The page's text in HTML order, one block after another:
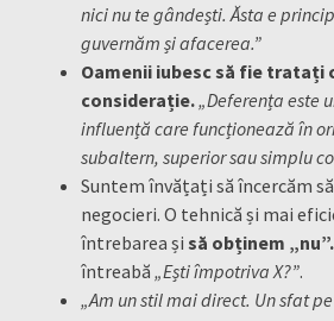
nici nu te gândești. Ăsta e
guvernăm și afacerea.”
Oamenii iubesc să fie tratați
considerație.„Deferența este
influență care funcționează în
subaltern, superior sau simplu
Suntem învățați să încercăm
negocieri. O tehnică și mai
întrebarea și să obținem „nu”.
întreabă „Ești împotriva X?”.
„Am un stil mai direct. Un sfat